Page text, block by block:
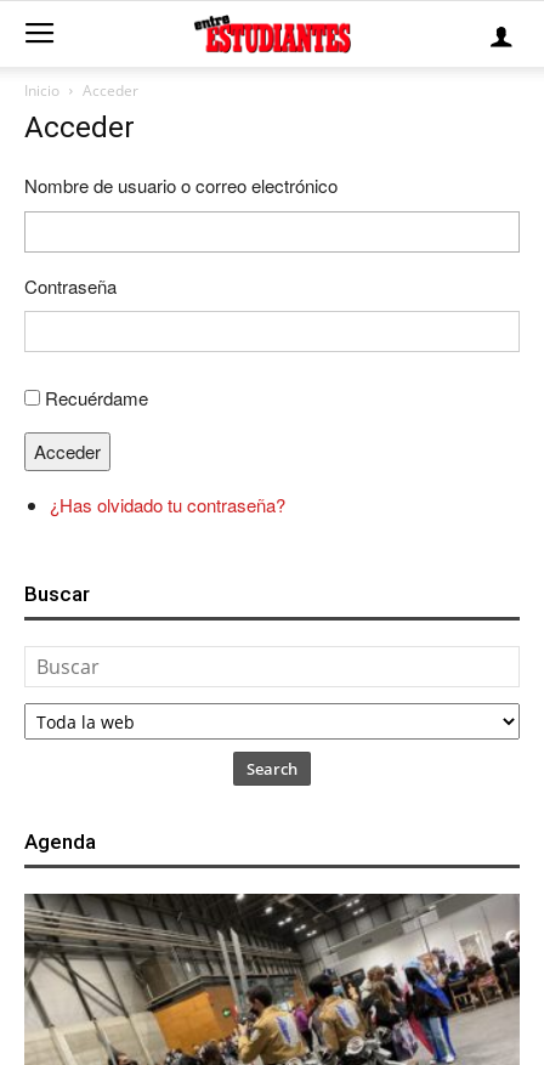
Inicio Acceder
Acceder
Nombre de usuario o correo electrónico
Contraseña
Recuérdame
Acceder
¿Has olvidado tu contraseña?
Buscar
Search
Agenda